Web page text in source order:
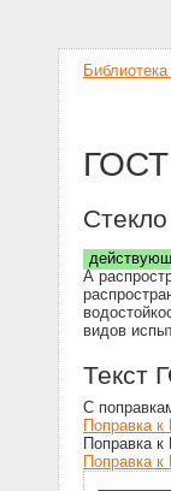
А
видов
Текст
С
Поправка к
Поправка к
Поправка к